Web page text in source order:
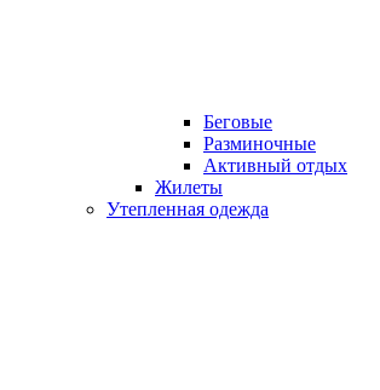
Беговые
Разминочные
Активный отдых
Жилеты
Утепленная одежда